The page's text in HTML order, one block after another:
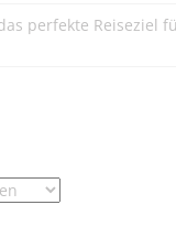
perfekte Reiseziel